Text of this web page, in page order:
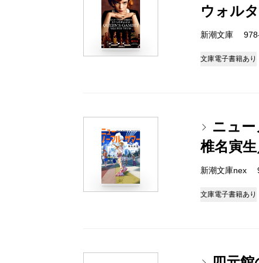
ウォル
新潮文庫
文庫電子書籍あり
ニュ
椎名寅
新潮文庫nex
文庫電子書籍あり